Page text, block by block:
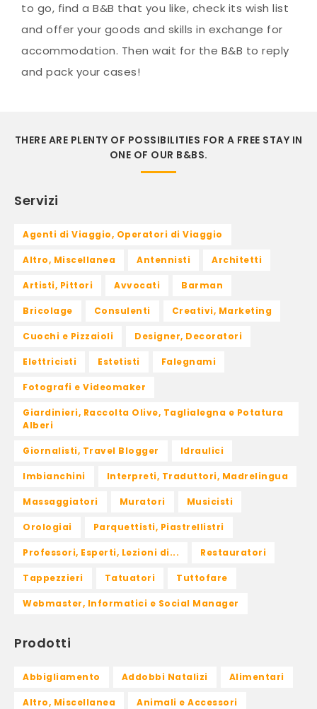
to go, find a B&B that you like, check its wish list
and offer your goods and skills in exchange for
accommodation. Then wait for the B&B to reply
and pack your cases!
THERE ARE PLENTY OF POSSIBILITIES FOR A FREE STAY IN
ONE OF OUR B&BS.
Servizi
Agenti di Viaggio, Operatori di Viaggio
Altro, Miscellanea Antennisti Architetti
Artisti, Pittori Avvocati Barman
Bricolage Consulenti Creativi, Marketing
Cuochi e Pizzaioli Designer, Decoratori
Elettricisti Estetisti Falegnami
Fotografi e Videomaker
Giardinieri, Raccolta Olive, Taglialegna e Potatura
Alberi
Giornalisti, Travel Blogger Idraulici
Imbianchini Interpreti, Traduttori, Madrelingua
Massaggiatori Muratori Musicisti
Orologiai Parquettisti, Piastrellistri
Professori, Esperti, Lezioni di... Restauratori
Tappezzieri Tatuatori Tuttofare
Webmaster, Informatici e Social Manager
Prodotti
Abbigliamento Addobbi Natalizi Alimentari
Altro, Miscellanea Animali e Accessori